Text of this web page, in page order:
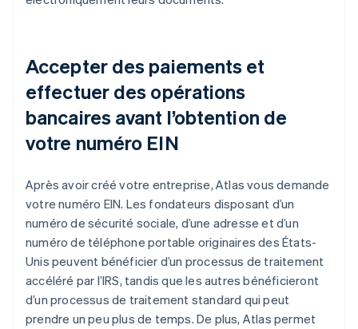
Accepter des paiements et
effectuer des opérations
bancaires avant l’obtention de
votre numéro EIN
Après avoir créé votre entreprise, Atlas vous demande
votre numéro EIN. Les fondateurs disposant d’un
numéro de sécurité sociale, d’une adresse et d’un
numéro de téléphone portable originaires des États-
Unis peuvent bénéficier d’un processus de traitement
accéléré par l’IRS, tandis que les autres bénéficieront
d’un processus de traitement standard qui peut
prendre un peu plus de temps. De plus, Atlas permet